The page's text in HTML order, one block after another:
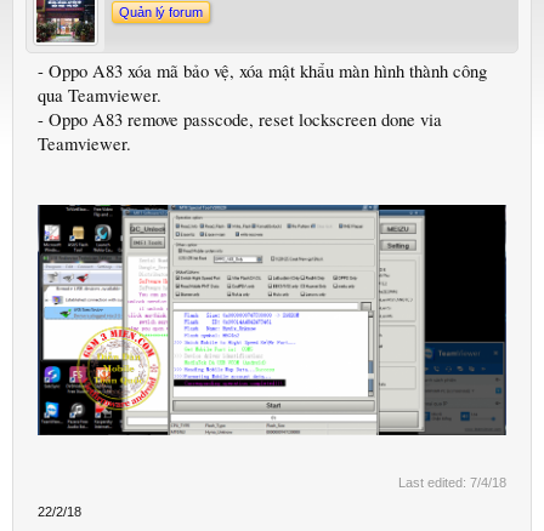
Quản lý forum
- Oppo A83 xóa mã bảo vệ, xóa mật khẩu màn hình thành công
qua Teamviewer.
- Oppo A83 remove passcode, reset lockscreen done via
Teamviewer.
Last edited: 7/4/18
22/2/18